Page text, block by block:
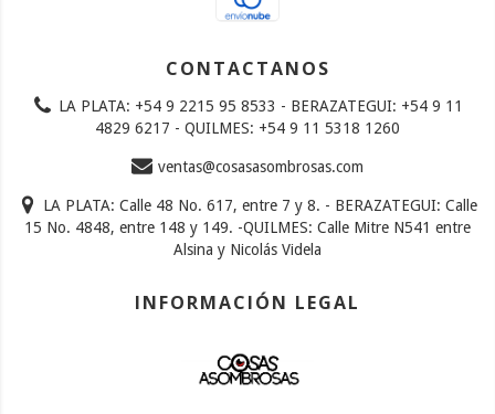
CONTACTANOS
LA PLATA: +54 9 2215 95 8533 - BERAZATEGUI: +54 9 11
4829 6217 - QUILMES: +54 9 11 5318 1260
ventas@cosasasombrosas.com
LA PLATA: Calle 48 No. 617, entre 7 y 8. - BERAZATEGUI: Calle
15 No. 4848, entre 148 y 149. -QUILMES: Calle Mitre N541 entre
Alsina y Nicolás Videla
INFORMACIÓN LEGAL